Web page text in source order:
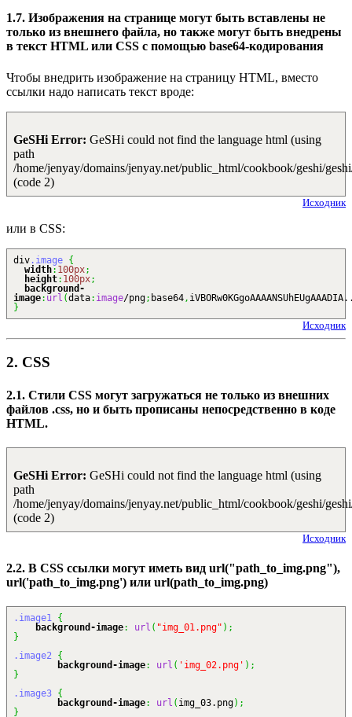
1.7. Изображения на странице могут быть вставлены не
только из внешнего файла, но также могут быть внедрены
в текст HTML или CSS с помощью base64-кодирования
Чтобы внедрить изображение на страницу HTML, вместо
ссылки надо написать текст вроде:
GeSHi Error: GeSHi could not find the language html (using
path
/home/jenyay/domains/jenyay.net/public_html/cookbook/geshi/
(code 2)
Исходник
или в CSS:
div .image {
width: 100px;
height: 100px;
background-
image: url (data: image/png; base64 ,
}
Исходник
2. CSS
2.1. Стили CSS могут загружаться не только из внешних
файлов .css, но и быть прописаны непосредственно в коде
HTML.
GeSHi Error: GeSHi could not find the language html (using
path
/home/jenyay/domains/jenyay.net/public_html/cookbook/geshi/
(code 2)
Исходник
2.2. В CSS ссылки могут иметь вид url("path_to_img.png"),
url('path_to_img.png') или url(path_to_img.png)
.image1 {
background-image: url ( "img_01.png" ) ;
}
.image2 {
background-image: url ( 'img_02.png' ) ;
}
.image3 {
background-image: url ( img_03.png) ;
}